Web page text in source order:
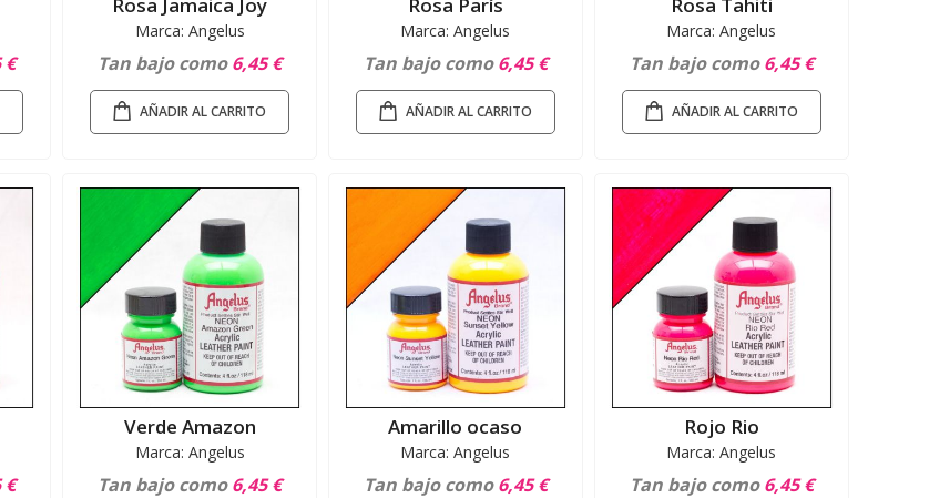
€
Marca: Angelus
Tan bajo como 6,45 €
AÑADIR AL CARRITO
Marca: Angelus
Tan bajo como 6,45 €
AÑADIR AL CARRITO
Marca: Angelus
Tan bajo como 6,45 €
AÑADIR AL CARRITO
€
Verde Amazon
Marca: Angelus
Tan bajo como 6,45 €
Amarillo ocaso
Marca: Angelus
Tan bajo como 6,45 €
Rojo Rio
Marca: Angelus
Tan bajo como 6,45 €